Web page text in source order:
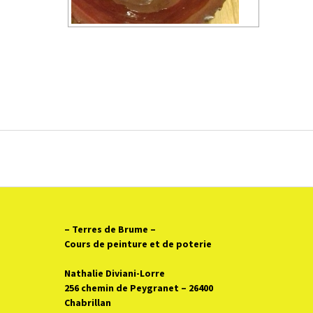
– Terres de Brume –
Cours de peinture et de poterie
Nathalie Diviani-Lorre
256 chemin de Peygranet – 26400
Chabrillan